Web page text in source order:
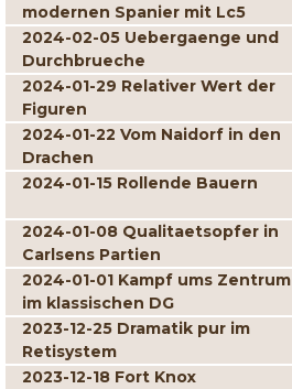
modernen Spanier mit Lc5
2024-02-05 Uebergaenge und
Durchbrueche
2024-01-29 Relativer Wert der
Figuren
2024-01-22 Vom Naidorf in den
Drachen
2024-01-15 Rollende Bauern
2024-01-08 Qualitaetsopfer in
Carlsens Partien
2024-01-01 Kampf ums Zentrum
im klassischen DG
2023-12-25 Dramatik pur im
Retisystem
2023-12-18 Fort Knox